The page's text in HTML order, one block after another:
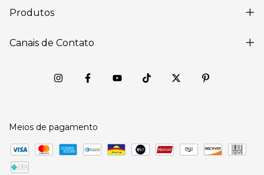
Produtos
Canais de Contato
Meios de pagamento